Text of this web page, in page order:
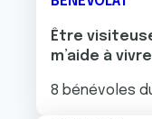
Être
m’aide à vivre
8 bénévoles